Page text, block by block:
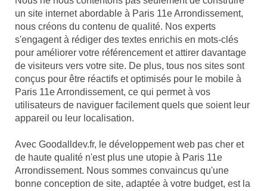
un site internet abordable à Paris 11e Arrondissement,
nous créons du contenu de qualité. Nos experts
s'engagent à rédiger des textes enrichis en mots-clés
pour améliorer votre référencement et attirer davantage
de visiteurs vers votre site. De plus, tous nos sites sont
conçus pour être réactifs et optimisés pour le mobile à
Paris 11e Arrondissement, ce qui permet à vos
utilisateurs de naviguer facilement quels que soient leur
appareil ou leur localisation.
Avec Goodalldev.fr, le développement web pas cher et
de haute qualité n'est plus une utopie à Paris 11e
Arrondissement. Nous sommes convaincus qu'une
bonne conception de site, adaptée à votre budget, est la